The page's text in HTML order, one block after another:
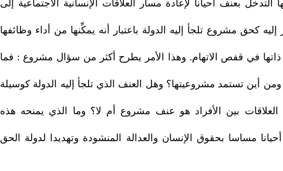
بعنف أحيانا لإعادة مسار العلاقات الإنسانية الاجتماعية إلى
كحق مشروع تلجأ إليه الدولة باعتبار أنه يمكِّنها من أداء وظائفها
ذاتها في قفص الاتهام. وهذا الأمر يطرح أكثر من سؤال مشروع : فما
أین تستمد مشروعيتها؟ وهل العنف الذي تلجأ إليه الدولة كوسيلة
بين الأفراد هو عنف مشروع أم لا؟ وما الذي يمنحه هذه
مساسا بحقوق الإنسان والعدالة المنشودة وتهديدا لدولة الحق